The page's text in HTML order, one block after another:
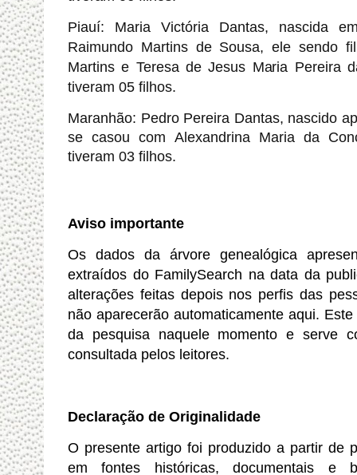
Piauí: Maria Victória Dantas, nascida
Raimundo Martins de Sousa, ele sendo
Martins e Teresa de Jesus Maria Pereira
tiveram 05 filhos.
Maranhão: Pedro Pereira Dantas, nascido
se casou com Alexandrina Maria da
tiveram 03 filhos.
Aviso importante
Os dados da árvore genealógica
extraídos do FamilySearch na data da
alterações feitas depois nos perfis das
não aparecerão automaticamente aqui.
da pesquisa naquele momento e serve
consultada pelos leitores.
Declaração de Originalidade
O presente artigo foi produzido a partir de
em fontes históricas, documentais e